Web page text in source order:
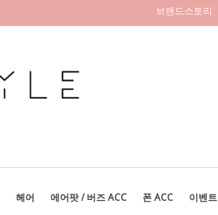
브랜드스토리
헤어 에어팟 / 버즈 ACC 폰 ACC 이벤트